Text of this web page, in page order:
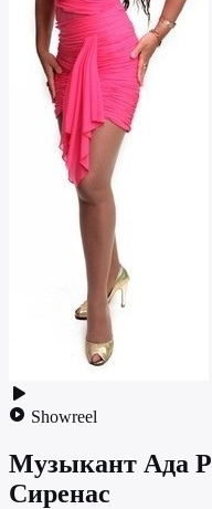
Showreel
Музыкант Ада
Сиренас